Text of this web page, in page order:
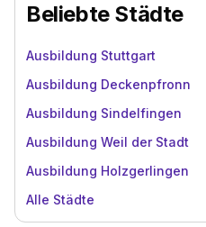
Beliebte Städte
Ausbildung Stuttgart
Ausbildung Deckenpfronn
Ausbildung Sindelfingen
Ausbildung Weil der Stadt
Ausbildung Holzgerlingen
Alle Städte